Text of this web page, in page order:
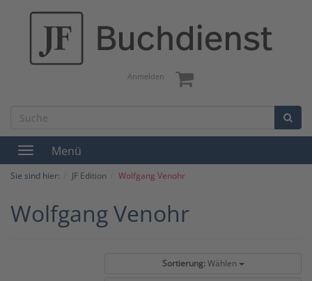
Anmelden
Toggle
navigation
Menü
Sie sind hier: JF Edition Wolfgang Venohr
Wolfgang Venohr
Sortierung: Wählen